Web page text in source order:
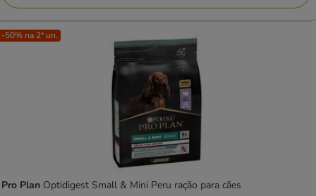
-50% na 2ª un.
Pro Plan Optidigest Small & Mini Peru ração para cães